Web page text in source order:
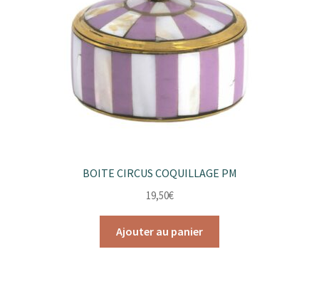
BOITE CIRCUS COQUILLAGE PM
19,50€
Ajouter au panier